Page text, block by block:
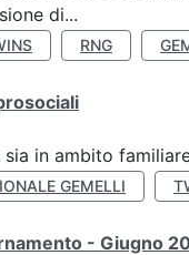
di...
RNG
in ambito
GEMELLI
- Giugno